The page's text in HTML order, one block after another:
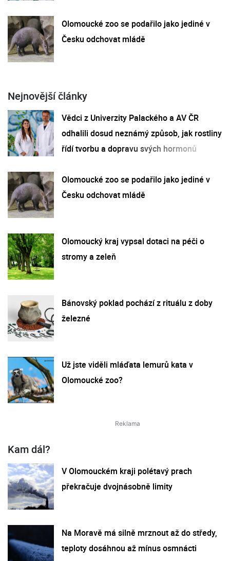
Olomoucké zoo se podařilo jako jediné v
Česku odchovat mládě
Nejnovější články
Vědci z Univerzity Palackého a AV ČR
odhalili dosud neznámý způsob, jak rostliny
řídí tvorbu a dopravu svých hormonů
Olomoucké zoo se podařilo jako jediné v
Česku odchovat mládě
Olomoucký kraj vypsal dotaci na péči o
stromy a zeleň
Bánovský poklad pochází z rituálu z doby
železné
Už jste viděli mláďata lemurů kata v
Olomoucké zoo?
Kam dál?
V Olomouckém kraji polétavý prach
překračuje dvojnásobně limity
Na Moravě má silně mrznout až do středy,
teploty dosáhnou až mínus osmnácti